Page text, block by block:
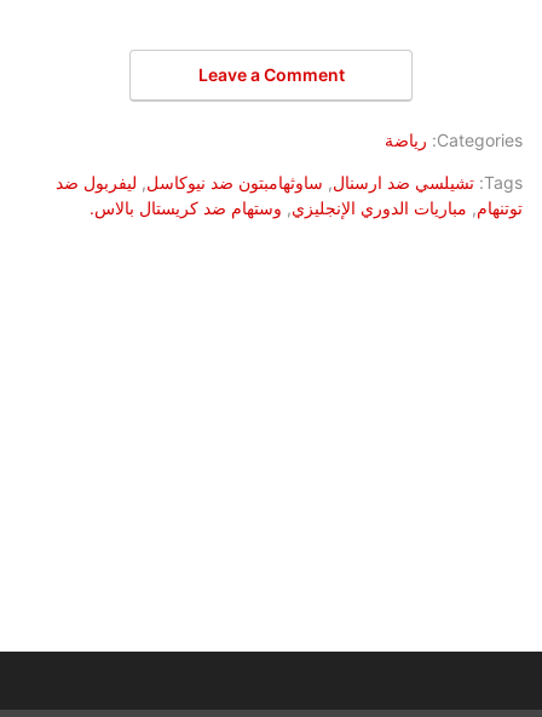
Leave a Comment
Categories: رياضة
Tags: تشيلسي ضد ارسنال, ساوثهامبتون ضد نيوكاسل, ليفربول ضد
توتنهام, مباريات الدوري الإنجليزي, وستهام ضد كريستال بالاس.